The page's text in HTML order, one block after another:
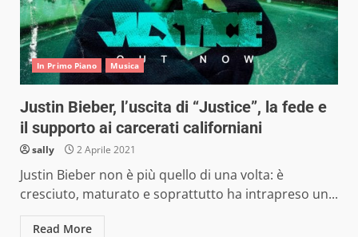
In Primo Piano Musica
Justin Bieber, l’uscita di “Justice”, la fede e
il supporto ai carcerati californiani
sally 2 Aprile 2021
Justin Bieber non è più quello di una volta: è
cresciuto, maturato e soprattutto ha intrapreso un...
Read More